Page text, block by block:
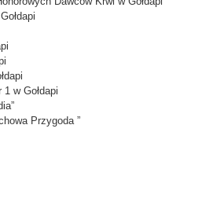
w Gołdapi
Przygoda ”